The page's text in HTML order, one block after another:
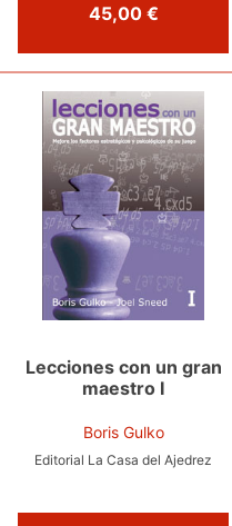
45,00 €
Lecciones con un gran
maestro I
Boris Gulko
Editorial La Casa del Ajedrez